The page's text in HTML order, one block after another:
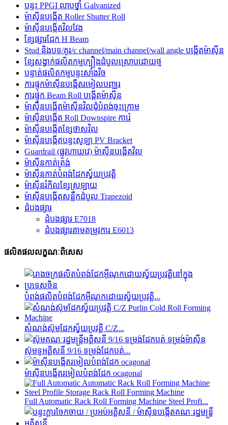
បន្ទះ PPGI លាបថ្នាំ Galvanized
ម៉ាស៊ីនបង្កើត Roller Shutter Roll
ម៉ាស៊ីនបង្កើតវិលវែង
ខ្សែផ្សារដែក H Beam
Stud និងបទ/គូរ/c channel/main channel/wall angle បង្កើតម៉ាស៊ីន
ខ្សែសង្វាក់ផលិតកម្មក្បឿងដំបូលស្រោបដោយថ្ម
បន្ទាត់ផលិតកម្មបន្ទះសាំងវិច
ការផ្ទុកម៉ាស៊ីនបង្កើតរមៀលបញ្ឈរ
ការផ្ទុក Beam Roll បង្កើតម៉ាស៊ីន
ម៉ាស៊ីនបង្កើតម៉ាស៊ីនវិលជុំបំពង់ចុះក្រោម
ម៉ាស៊ីនបង្កើត Roll Downspire ការ៉េ
ម៉ាស៊ីនបង្កើតខ្សែថាសវិល
ម៉ាស៊ីនបង្កើតបន្ទះសូឡា PV Bracket
Guardrail (ផ្លូវហាយវេ) ម៉ាស៊ីនបង្កើតវិល
ម៉ាស៊ីនកាត់ត្រង់
ម៉ាស៊ីនកាត់បំពង់ដែកស្វ័យប្រវត្តិ
ម៉ាស៊ីនរំកិលខ្សែស្រឡាយ
ម៉ាស៊ីនបង្កើតសន្លឹកដំបូល Trapezoid
ដំបងផ្សារ
ដំបងផ្សារ E7018
ដំបងផ្សារតាមតម្រូវការ E6013
ផលិតផលលក្ខណៈពិសេស
បំពង់ផលិតបំពង់ដែកអ៊ីណុកដោយស្វ័យប្រវត្តិ...
សំណង់ស៊ុមដែកស្វ័យប្រវត្តិ C/Z...
ស៊ុមទូអគ្គិសនី 9/16 ទម្រង់ដែកបត់...
ម៉ាស៊ីនបង្កើតរមៀលបំពង់ដែក ocagonal
Full Automatic Rack Roll Forming Machine Steel Profi...